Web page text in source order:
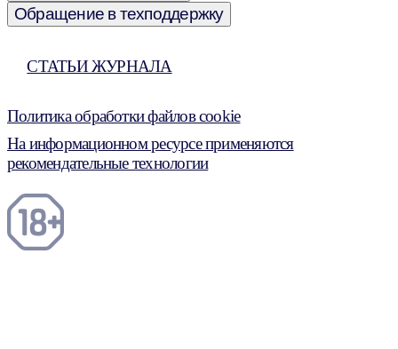
Обращение в техподдержку
СТАТЬИ ЖУРНАЛА
Политика обработки файлов cookie
На информационном ресурсе применяются
рекомендательные технологии